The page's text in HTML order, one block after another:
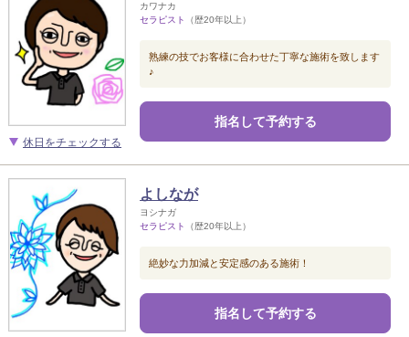
休日をチェックする
カワナカ
セラピスト
（歴20年以上）
熟練の技でお客様に合わせた丁寧な施術を致します
♪
指名して予約する
よしなが
ヨシナガ
セラピスト
（歴20年以上）
絶妙な力加減と安定感のある施術！
指名して予約する